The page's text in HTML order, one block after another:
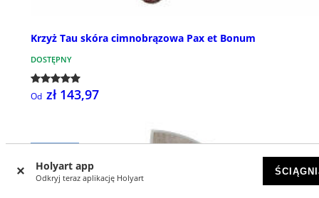
Holyart app
Odkryj teraz aplikację Holyart
Krzyż Tau skóra cimnobrązowa Pax et Bonum
DOSTĘPNY
Od zł 143,97